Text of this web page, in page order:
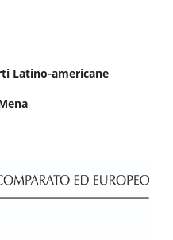
Latino-americane